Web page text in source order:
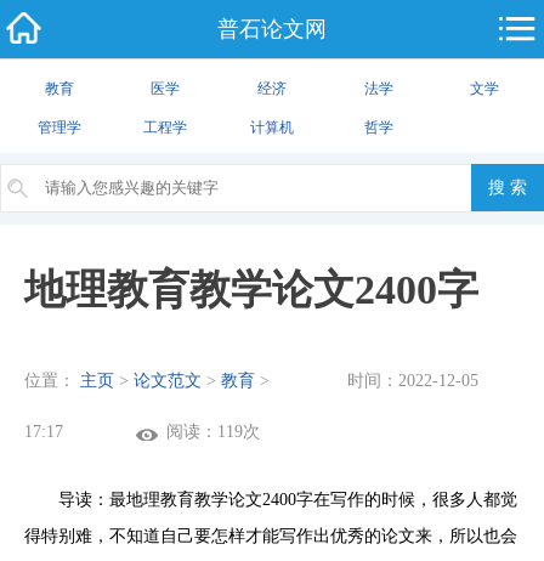
普石论文网
教育 医学 经济 法学 文学
管理学 工程学 计算机 哲学
地理教育教学论文2400字
位置： 主页 > 论文范文 > 教育 > 时间：2022-12-05
17:17 阅读：119次
导读：最地理教育教学论文2400字在写作的时候，很多人都觉
得特别难，不知道自己要怎样才能写作出优秀的论文来，所以也会